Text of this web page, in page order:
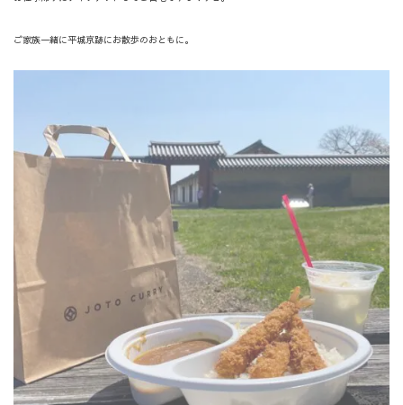
ご家族一緒に平城京跡にお散歩のおともに。